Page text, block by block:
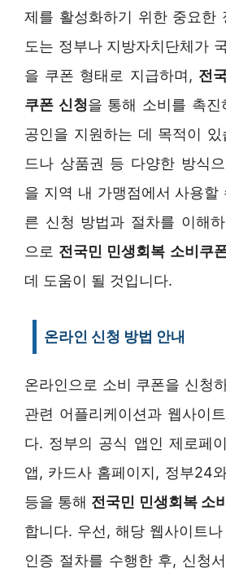
제를 활성화하기 위한 중요한
도는 정부나 지방자치단체가
을 쿠폰 형태로 지급하며, 전
쿠폰 신청을 통해 소비를 촉
공인을 지원하는 데 목적이
드나 상품권 등 다양한 방식
을 지역 내 가맹점에서 사용할
른 신청 방법과 절차를 이해
으로 전국민 민생회복 소비쿠
데 도움이 될 것입니다.
온라인 신청 방법 안내
온라인으로 소비 쿠폰을 신청
관련 어플리케이션과 웹사이
다. 정부의 공식 앱인 제로페
앱, 카드사 홈페이지, 정부24
등을 통해 전국민 민생회복 소
합니다. 우선, 해당 웹사이트
인증 절차를 수행한 후, 신청